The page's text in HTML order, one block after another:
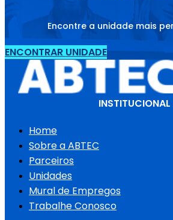
Encontre a unidade mais
ENCONTRAR UNIDADE
INSTITUCIONAL
Home
Sobre a ABTEC
Parceiros
Unidades
Mural de Empregos
Trabalhe Conosco